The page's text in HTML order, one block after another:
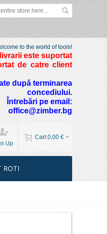
to the world of tools!
este suportat
de catre client
după terminarea
concediului.
Întrebări pe email:
office@zimber.bg
Cart 0,00 €
Up
ROTI